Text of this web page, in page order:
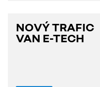
NOVÝ TRAFIC
VAN E-TECH